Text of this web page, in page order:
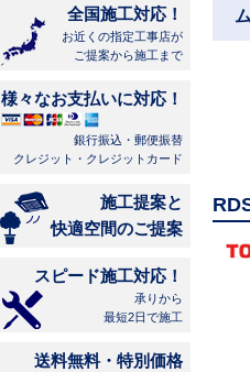
全国施工対応！
お近くの指定工事店が
ご提案から施工まで
様々なお支払いに対応！
銀行振込・郵便振替
クレジット・クレジットカード
施工提案と
快適空間のご提案
スピード施工対応！
承りから
最短2日で施工
送料無料・特別価格